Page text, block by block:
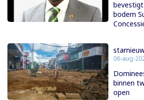
bodem
06-aug-
binnen
open